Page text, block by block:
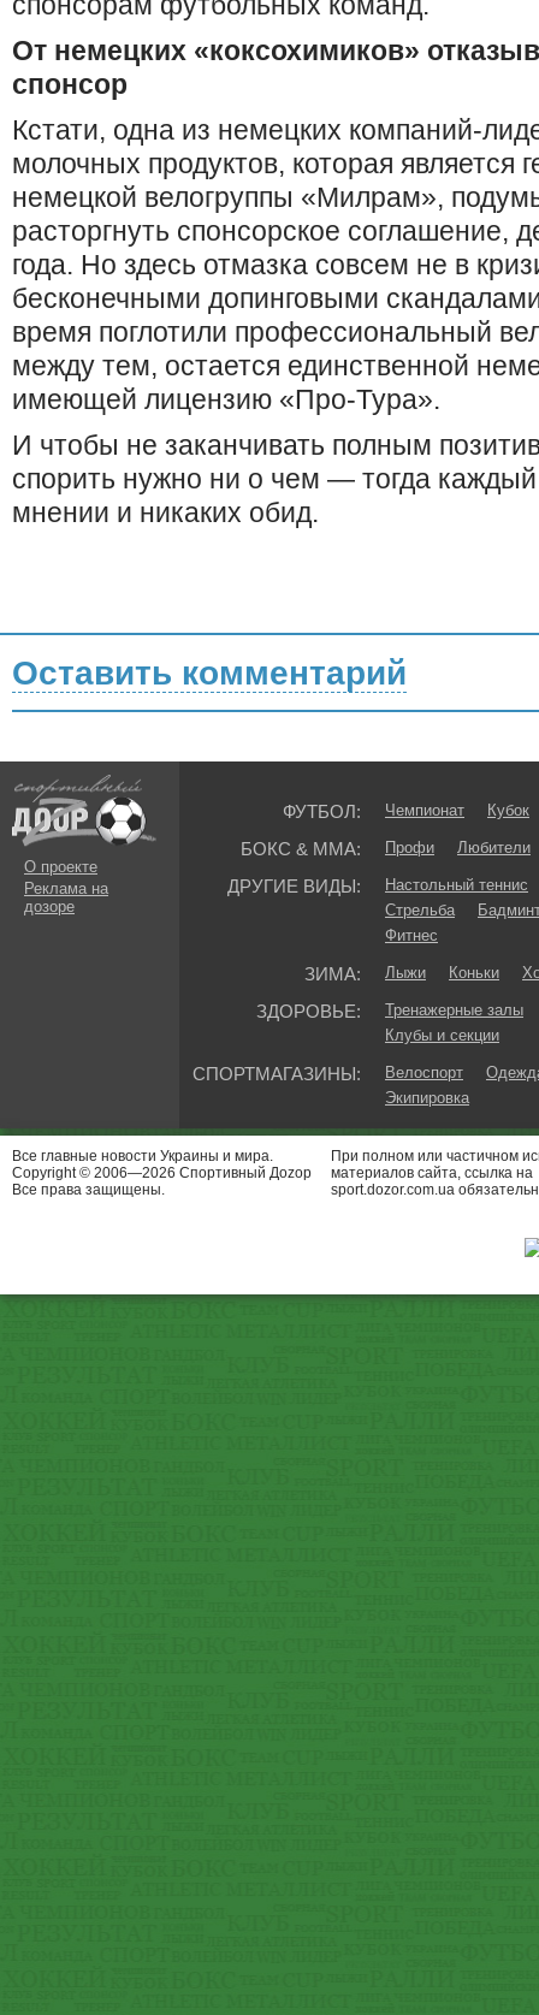
От немецких «коксохимиков»
спонсор
Кстати, одна из немецких компаний-
молочных продуктов, которая является
немецкой велогруппы «Милрам»,
расторгнуть спонсорское соглашение,
года. Но здесь отмазка совсем не в
бесконечными допинговыми
время поглотили профессиональный
между тем, остается единственной
имеющей лицензию «Про-Тура».
И чтобы не заканчивать полным
спорить нужно ни о чем — тогда
мнении и никаких обид.
Оставить комментарий
О проекте
Реклама на
дозоре
ФУТБОЛ: Чемпионат Кубок
БОКС & ММА: Профи Любители
ДРУГИЕ ВИДЫ:
Настольный теннис
Стрельба
Фитнес
ЗИМА: Лыжи Коньки
ЗДОРОВЬЕ:
Тренажерные залы
Клубы и секции
СПОРТМАГАЗИНЫ: Велоспорт
Экипировка
Все главные новости Украины и мира.
Copyright © 2006—2026 Спортивный Доzор
Все права защищены.
При полном или частичном
материалов сайта, ссылка на
sport.dozor.com.ua